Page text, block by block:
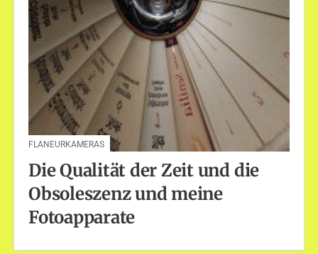
FLANEURKAMERAS
Die Qualität der Zeit und die
Obsoleszenz und meine
Fotoapparate